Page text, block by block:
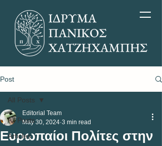
Post
All Posts
Articles
All Posts
Ευρωπαίοι Πολίτες στην
Editorial Team
May 30, 2024 3 min read